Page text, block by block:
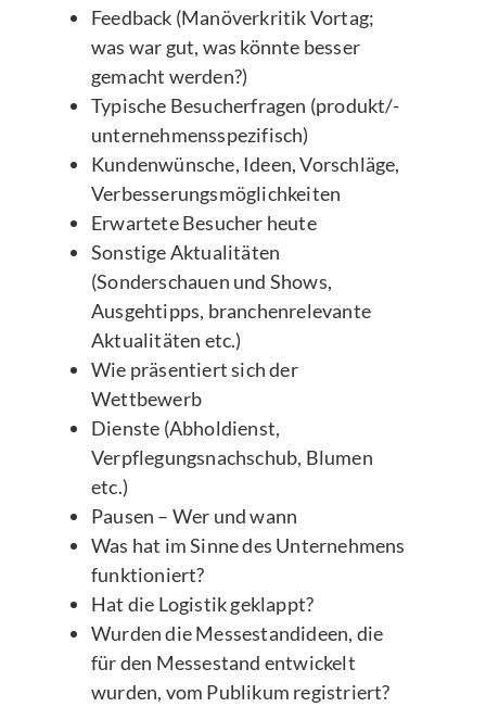
Feedback (Manöverkritik Vortag;
was war gut, was könnte besser
gemacht werden?)
Typische Besucherfragen (produkt/-
unternehmensspezifisch)
Kundenwünsche, Ideen, Vorschläge,
Verbesserungsmöglichkeiten
Erwartete Besucher heute
Sonstige Aktualitäten
(Sonderschauen und Shows,
Ausgehtipps, branchenrelevante
Aktualitäten etc.)
Wie präsentiert sich der
Wettbewerb
Dienste (Abholdienst,
Verpflegungsnachschub, Blumen
etc.)
Pausen – Wer und wann
Was hat im Sinne des Unternehmens
funktioniert?
Hat die Logistik geklappt?
Wurden die Messestandideen, die
für den Messestand entwickelt
wurden, vom Publikum registriert?